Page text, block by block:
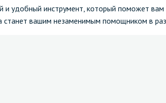
и удобный инструмент, который поможет
станет вашим незаменимым помощником в